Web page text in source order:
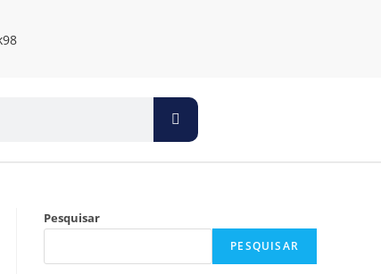
Pesquisar
PESQUISAR